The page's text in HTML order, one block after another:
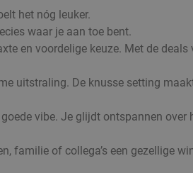
het nóg leuker.
waar je aan toe bent.
en voordelige keuze. Met de
uitstraling. De knusse setting
vibe. Je glijdt ontspannen over
familie of collega’s een gezellige